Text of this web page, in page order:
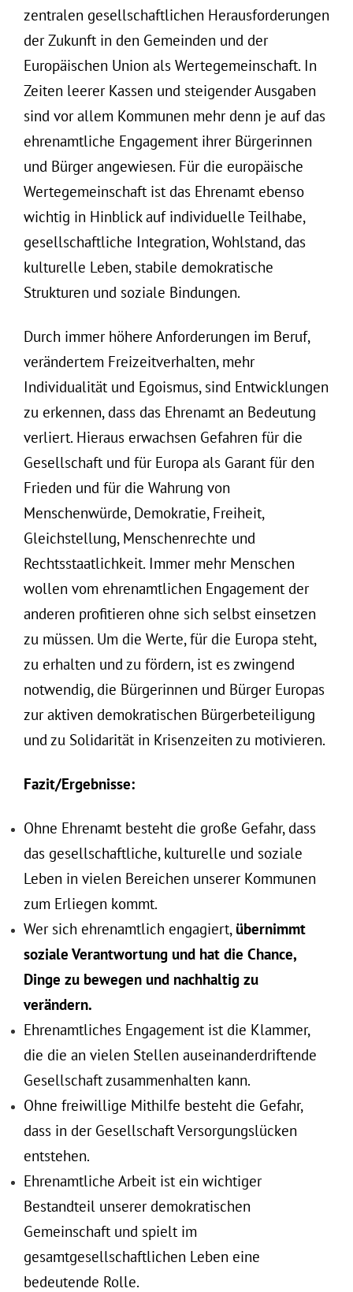
zentralen gesellschaftlichen Herausforderungen
der Zukunft in den Gemeinden und der
Europäischen Union als Wertegemeinschaft. In
Zeiten leerer Kassen und steigender Ausgaben
sind vor allem Kommunen mehr denn je auf das
ehrenamtliche Engagement ihrer Bürgerinnen
und Bürger angewiesen. Für die europäische
Wertegemeinschaft ist das Ehrenamt ebenso
wichtig in Hinblick auf individuelle Teilhabe,
gesellschaftliche Integration, Wohlstand, das
kulturelle Leben, stabile demokratische
Strukturen und soziale Bindungen.
Durch immer höhere Anforderungen im Beruf,
verändertem Freizeitverhalten, mehr
Individualität und Egoismus, sind Entwicklungen
zu erkennen, dass das Ehrenamt an Bedeutung
verliert. Hieraus erwachsen Gefahren für die
Gesellschaft und für Europa als Garant für den
Frieden und für die Wahrung von
Menschenwürde, Demokratie, Freiheit,
Gleichstellung, Menschenrechte und
Rechtsstaatlichkeit. Immer mehr Menschen
wollen vom ehrenamtlichen Engagement der
anderen profitieren ohne sich selbst einsetzen
zu müssen. Um die Werte, für die Europa steht,
zu erhalten und zu fördern, ist es zwingend
notwendig, die Bürgerinnen und Bürger Europas
zur aktiven demokratischen Bürgerbeteiligung
und zu Solidarität in Krisenzeiten zu motivieren.
Fazit/Ergebnisse:
Ohne Ehrenamt besteht die große Gefahr, dass
das gesellschaftliche, kulturelle und soziale
Leben in vielen Bereichen unserer Kommunen
zum Erliegen kommt.
Wer sich ehrenamtlich engagiert, übernimmt
soziale Verantwortung und hat die Chance,
Dinge zu bewegen und nachhaltig zu
verändern.
Ehrenamtliches Engagement ist die Klammer,
die die an vielen Stellen auseinanderdriftende
Gesellschaft zusammenhalten kann.
Ohne freiwillige Mithilfe besteht die Gefahr,
dass in der Gesellschaft Versorgungslücken
entstehen.
Ehrenamtliche Arbeit ist ein wichtiger
Bestandteil unserer demokratischen
Gemeinschaft und spielt im
gesamtgesellschaftlichen Leben eine
bedeutende Rolle.